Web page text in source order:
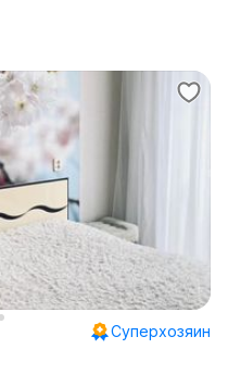
Суперхозяин